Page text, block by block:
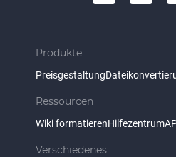
Produkte
Preisgestaltung
Ressourcen
Wiki formatierenHilfezentrum
Verschiedenes